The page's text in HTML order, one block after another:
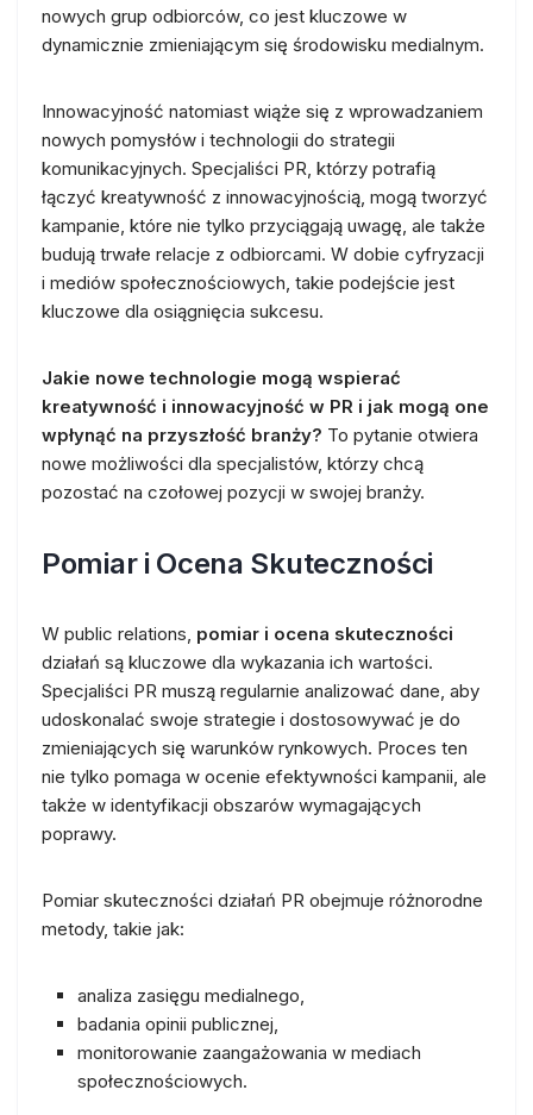
nowych grup odbiorców, co jest kluczowe w
dynamicznie zmieniającym się środowisku medialnym.
Innowacyjność natomiast wiąże się z wprowadzaniem
nowych pomysłów i technologii do strategii
komunikacyjnych. Specjaliści PR, którzy potrafią
łączyć kreatywność z innowacyjnością, mogą tworzyć
kampanie, które nie tylko przyciągają uwagę, ale także
budują trwałe relacje z odbiorcami. W dobie cyfryzacji
i mediów społecznościowych, takie podejście jest
kluczowe dla osiągnięcia sukcesu.
Jakie nowe technologie mogą wspierać
kreatywność i innowacyjność w PR i jak mogą one
wpłynąć na przyszłość branży? To pytanie otwiera
nowe możliwości dla specjalistów, którzy chcą
pozostać na czołowej pozycji w swojej branży.
Pomiar i Ocena Skuteczności
W public relations, pomiar i ocena skuteczności
działań są kluczowe dla wykazania ich wartości.
Specjaliści PR muszą regularnie analizować dane, aby
udoskonalać swoje strategie i dostosowywać je do
zmieniających się warunków rynkowych. Proces ten
nie tylko pomaga w ocenie efektywności kampanii, ale
także w identyfikacji obszarów wymagających
poprawy.
Pomiar skuteczności działań PR obejmuje różnorodne
metody, takie jak:
analiza zasięgu medialnego,
badania opinii publicznej,
monitorowanie zaangażowania w mediach
społecznościowych.